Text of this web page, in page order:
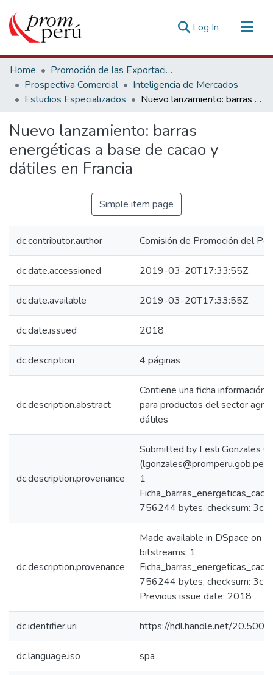
Log In (current)
Communities & Collections
All of DSpace
Statistics
Home
Promoción de las Exportaciones
Prospectiva Comercial
Inteligencia de Mercados
Estudios Especializados
Nuevo lanzamiento: barras energéticas a base de cacao y dátiles en Francia
Nuevo lanzamiento: barras
energéticas a base de cacao y
dátiles en Francia
Simple item page
dc.contributor.author Comisión de Promoción del
dc.date.accessioned 2019-03-20T17:33:55Z
dc.date.available 2019-03-20T17:33:55Z
dc.date.issued 2018
dc.description 4 páginas
dc.description.abstract
Contiene una ficha información
para productos del sector
dátiles
dc.description.provenance
Submitted by Lesli Gonzales
1
756244 bytes, checksum:
dc.description.provenance
Made available in DSpace on
bitstreams: 1
756244 bytes, checksum:
Previous issue date: 2018
dc.identifier.uri https://hdl.handle.net/
dc.language.iso spa